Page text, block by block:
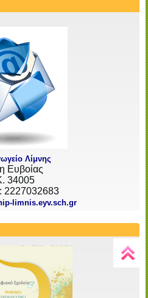
Λίμνης
Ευβοίας
34005
2227032683
limnis.eyv.sch.gr